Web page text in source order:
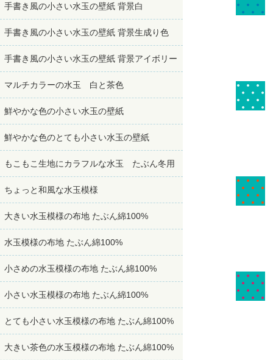
手書き風の小さい水玉の壁紙 背景白
手書き風の小さい水玉の壁紙 背景生成り色
手書き風の小さい水玉の壁紙 背景アイボリー
マルチカラーの水玉 白と茶色
鮮やかな色の小さい水玉の壁紙
鮮やかな色のとても小さい水玉の壁紙
もこもこ生地にカラフルな水玉 たぶん冬用
ちょっと和風な水玉模様
大きい水玉模様の布地 たぶん綿100%
水玉模様の布地 たぶん綿100%
小さめの水玉模様の布地 たぶん綿100%
小さい水玉模様の布地 たぶん綿100%
とても小さい水玉模様の布地 たぶん綿100%
大きい茶色の水玉模様の布地 たぶん綿100%